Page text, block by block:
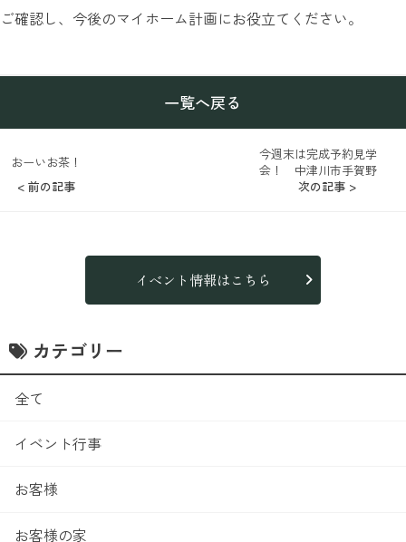
ご確認し、今後のマイホーム計画にお役立てください。
< 前の記事
おーいお茶！
一覧へ戻る
今週末は完成予約見学
会！ 中津川市手賀野
次の記事 >
イベント情報はこちら
カテゴリー
全て
イベント行事
お客様
お客様の家